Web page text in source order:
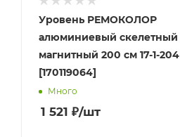
Уровень РЕМОКОЛОР
алюминиевый скелетный
магнитный 200 см 17-1-204
[170119064]
Много
1 521 ₽/шт